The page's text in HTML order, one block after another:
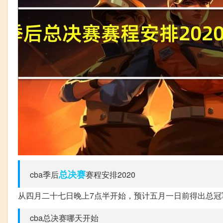
cba季后总决赛赛程安排2020
从四月二十七日晚上7点半开始，预计五月一日前得出总
cba总决赛哪天开始